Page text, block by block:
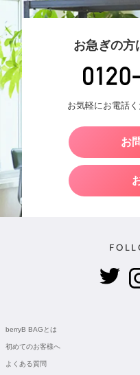
お急ぎの方
お気軽にお電話
お
berryB BAGとは
初めてのお客様へ
よくある質問